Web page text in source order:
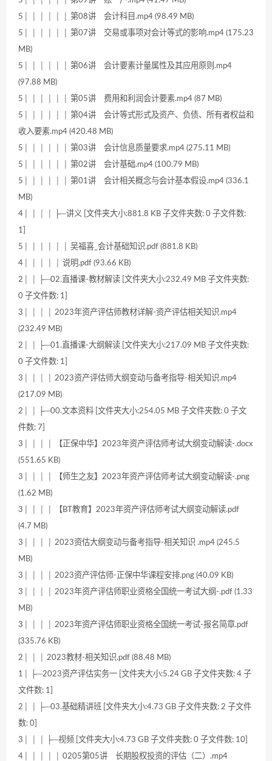
5│ │ │ │ │ │ 第08讲 会计科目.mp4 (98.49 MB)
5│ │ │ │ │ │ 第07讲 交易或事项对会计等式的影响.mp4 (175.23
MB)
5│ │ │ │ │ │ 第06讲 会计要素计量属性及其应用原则.mp4
(97.88 MB)
5│ │ │ │ │ │ 第05讲 费用和利润会计要素.mp4 (87 MB)
5│ │ │ │ │ │ 第04讲 会计等式形式及资产、负债、所有者权益和
收入要素.mp4 (420.48 MB)
5│ │ │ │ │ │ 第03讲 会计信息质量要求.mp4 (275.11 MB)
5│ │ │ │ │ │ 第02讲 会计基础.mp4 (100.79 MB)
5│ │ │ │ │ │ 第01讲 会计相关概念与会计基本假设.mp4 (336.1
MB)
4│ │ │ │ ├─讲义 [文件夹大小:881.8 KB 子文件夹数: 0 子文件数:
1]
5│ │ │ │ │ │ 吴福喜_会计基础知识.pdf (881.8 KB)
4│ │ │ │ │ 说明.pdf (93.66 KB)
2│ │ ├─02.直播课-教材解读 [文件夹大小:232.49 MB 子文件夹数:
0 子文件数: 1]
3│ │ │ │ 2023年资产评估师教材详解-资产评估相关知识.mp4
(232.49 MB)
2│ │ ├─01.直播课-大纲解读 [文件夹大小:217.09 MB 子文件夹数:
0 子文件数: 1]
3│ │ │ │ 2023资产评估师大纲变动与备考指导-相关知识.mp4
(217.09 MB)
2│ │ ├─00.文本资料 [文件夹大小:254.05 MB 子文件夹数: 0 子文
件数: 7]
3│ │ │ │ 【正保中华】2023年资产评估师考试大纲变动解读-.docx
(551.65 KB)
3│ │ │ │ 【师生之友】2023年资产评估师考试大纲变动解读-.png
(1.62 MB)
3│ │ │ │ 【BT教育】2023年资产评估师考试大纲变动解读.pdf
(4.7 MB)
3│ │ │ │ 2023资估大纲变动与备考指导-相关知识 .mp4 (245.5
MB)
3│ │ │ │ 2023资产评估师-正保中华课程安排.png (40.09 KB)
3│ │ │ │ 2023年资产评估师职业资格全国统一考试大纲-.pdf (1.33
MB)
3│ │ │ │ 2023年资产评估师职业资格全国统一考试-报名简章.pdf
(335.76 KB)
2│ │ │ 2023教材-相关知识.pdf (88.48 MB)
1│ ├─2023资产评估实务一 [文件夹大小:5.24 GB 子文件夹数: 4 子
文件数: 1]
2│ │ ├─03.基础精讲班 [文件夹大小:4.73 GB 子文件夹数: 2 子文件
数: 0]
3│ │ │ ├─视频 [文件夹大小:4.73 GB 子文件夹数: 0 子文件数: 10]
4│ │ │ │ │ 0205第05讲 长期股权投资的评估（二）.mp4